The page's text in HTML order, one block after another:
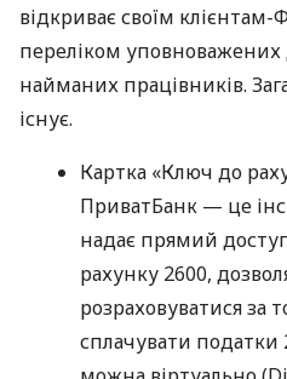
відкриває своїм
переліком уповноважених
найманих працівників.
існує.
Картка «Ключ до
ПриватБанк — це
надає прямий
рахунку 2600,
розраховуватися за
сплачувати податки